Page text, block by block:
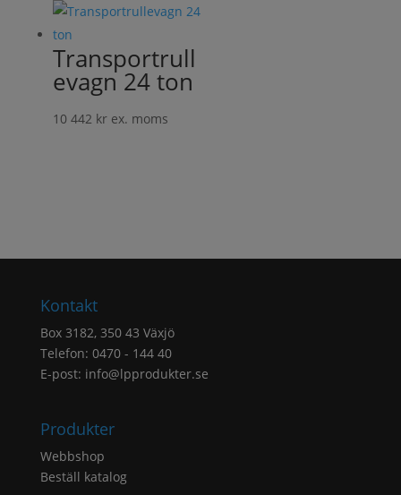
Transportrull
evagn 24 ton
10 442 kr ex. moms
Kontakt
Box 3182, 350 43 Växjö
Telefon: 0470 - 144 40
E-post: info@lpprodukter.se
Produkter
Webbshop
Beställ katalog